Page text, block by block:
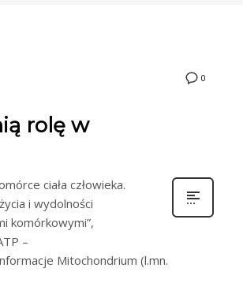
0
rolę w
ciała człowieka.
i wydolności
komórkowymi”,
–
Mitochondrium (l.mn.